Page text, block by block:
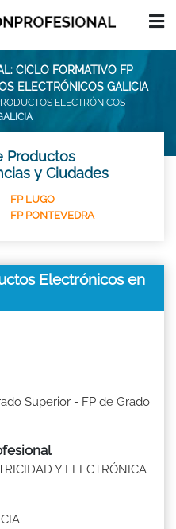
CICLO FORMATIVO FP
ELECTRÓNICOS GALICIA
ELECTRÓNICOS
Productos
y Ciudades
FP LUGO
FP PONTEVEDRA
Electrónicos en
Superior - FP de Grado
Y ELECTRÓNICA